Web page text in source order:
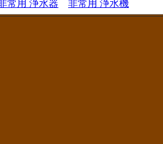
常用 浄水器 非常用 浄水機